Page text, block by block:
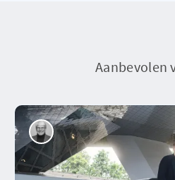
Aanbevolen